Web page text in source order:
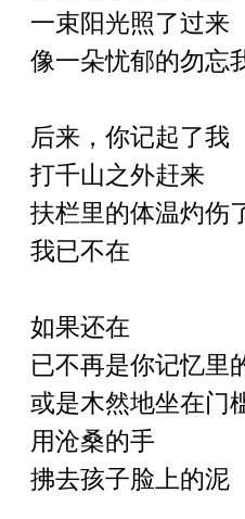
一束阳光照了过来
像一朵忧郁的勿忘
后来，你记起了我
打千山之外赶来
扶栏里的体温灼伤
我已不在
如果还在
已不再是你记忆里
或是木然地坐在门
用沧桑的手
拂去孩子脸上的泥